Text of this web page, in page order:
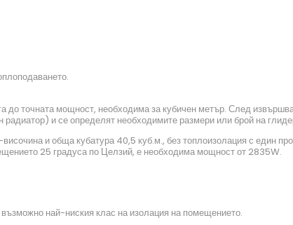
до точната мощност, необходима за кубичен метър. След
и се определят необходимите размери или брой на
и обща кубатура 40,5 куб.м., без топлоизолация с един
25 градуса по Целзий, е необходима мощност от 2835W.
най-ниския клас на изолация на помещението.